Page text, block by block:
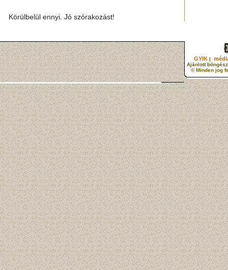
Körülbelül ennyi. Jó szórakozást!
GYIK |
Ajánlott
© Minden jog